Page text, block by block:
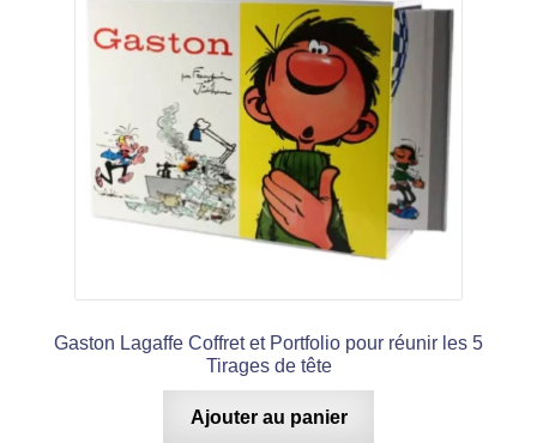
Gaston Lagaffe Coffret et Portfolio pour réunir les 5
Tirages de tête
Ajouter au panier